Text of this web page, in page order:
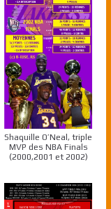
Shaquille O’Neal, triple
MVP des NBA Finals
(2000,2001 et 2002)